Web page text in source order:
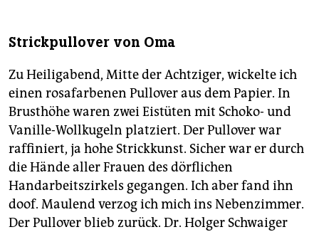
Strickpullover von Oma
Zu Heiligabend, Mitte der Achtziger, wickelte ich
einen rosafarbenen Pullover aus dem Papier. In
Brusthöhe waren zwei Eistüten mit Schoko- und
Vanille-Wollkugeln platziert. Der Pullover war
raffiniert, ja hohe Strickkunst. Sicher war er durch
die Hände aller Frauen des dörflichen
Handarbeitszirkels gegangen. Ich aber fand ihn
doof. Maulend verzog ich mich ins Nebenzimmer.
Der Pullover blieb zurück. Dr. Holger Schwaiger